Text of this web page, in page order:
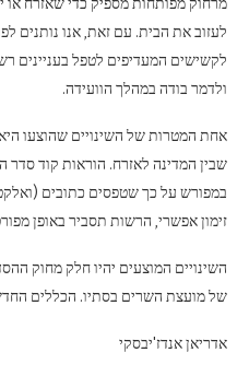
מרחוק מפותחות מספיק כדי שאזרח או
לעזוב את הבית. עם זאת, אנו נותנים
לקשישים המעדיפים לטפל בעניינים
ולדמר בודה במהלך הוועידה.
אחת המטרות של השינויים שהוצעו
שבין המדינה לאזרח. הוראות קוד סדר
במפורש על כך שטפסים כתובים
זימון אפשרי, הרשות תסביר באופן
השינויים המוצעים יהיו חלק מחוק
של מועצת השרים בסתיו. הכללים
אדריאן אנדז'יבסקי